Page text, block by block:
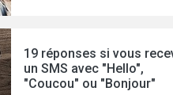
19 réponses si vous
un SMS avec "Hello",
"Coucou" ou "Bonjour"